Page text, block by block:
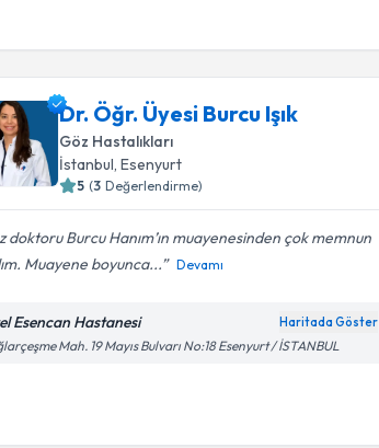
Dr. Öğr. Üyesi Burcu Işık
Göz Hastalıkları
İstanbul , Esenyurt
5 (3 Değerlendirme)
doktoru Burcu Hanım’ın muayenesinden çok memnun
Muayene boyunca...
Devamı
Esencan Hastanesi Haritada Göster
Mah. 19 Mayıs Bulvarı No:18 Esenyurt / İSTANBUL